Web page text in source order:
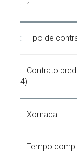
1
Tipo de
Contrato
4).
Xornada:
Tempo